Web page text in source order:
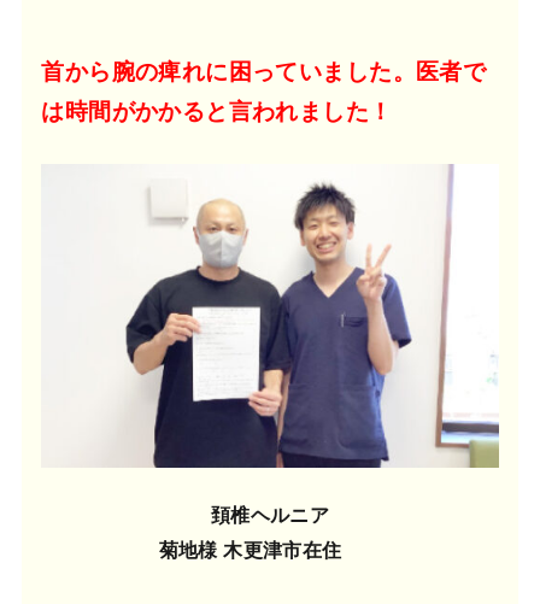
首から腕の痺れに困っていました。医者で
は時間がかかると言われました！
頚椎ヘルニア
菊地様 木更津市在住